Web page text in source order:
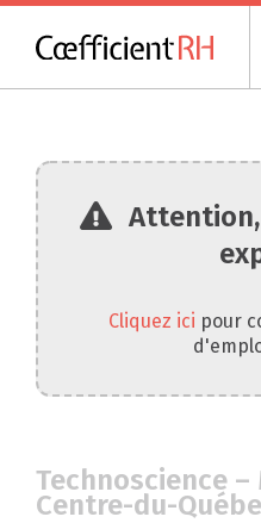
Cliquez ici pour
Technoscience
Centre-du-